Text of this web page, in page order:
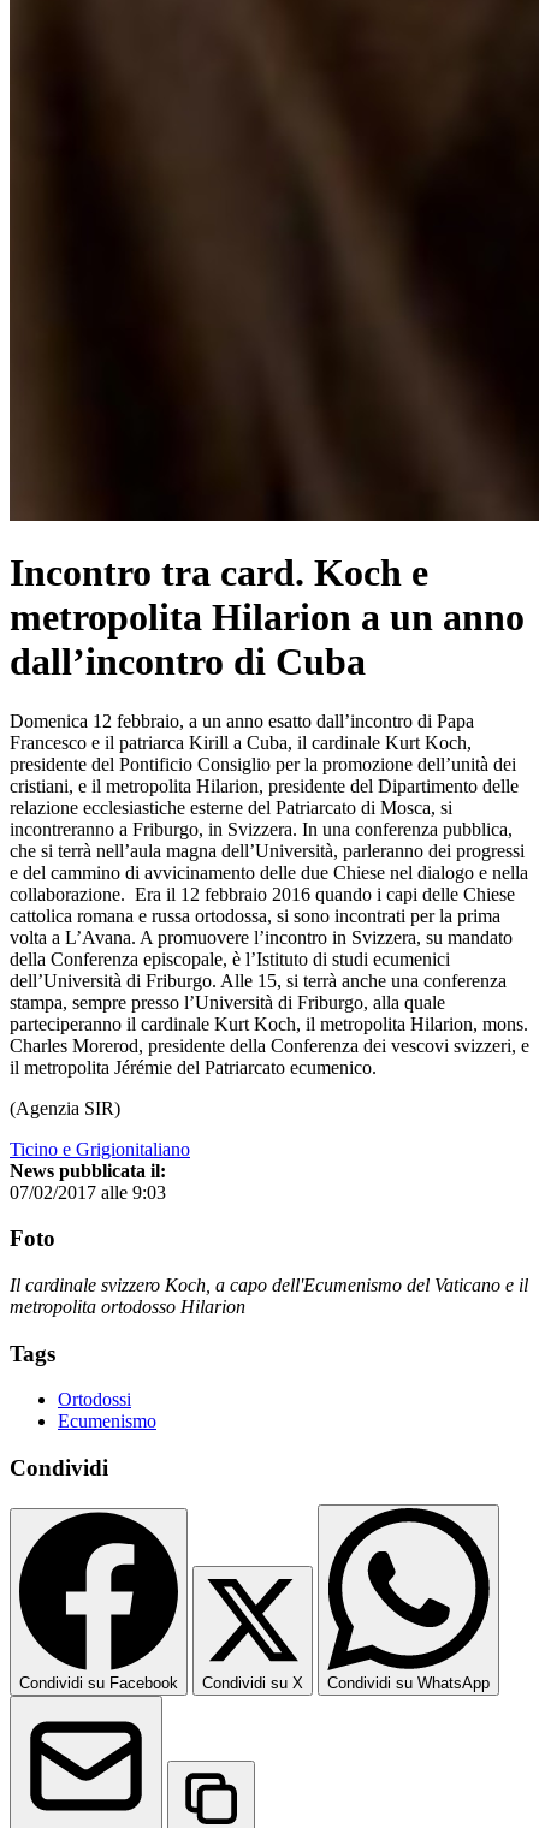
Incontro tra card. Koch e
metropolita Hilarion a un anno
dall’incontro di Cuba
Domenica 12 febbraio, a un anno esatto dall’incontro di Papa
Francesco e il patriarca Kirill a Cuba, il cardinale Kurt Koch,
presidente del Pontificio Consiglio per la promozione dell’unità dei
cristiani, e il metropolita Hilarion, presidente del Dipartimento delle
relazione ecclesiastiche esterne del Patriarcato di Mosca, si
incontreranno a Friburgo, in Svizzera. In una conferenza pubblica,
che si terrà nell’aula magna dell’Università, parleranno dei progressi
e del cammino di avvicinamento delle due Chiese nel dialogo e nella
collaborazione. Era il 12 febbraio 2016 quando i capi delle Chiese
cattolica romana e russa ortodossa, si sono incontrati per la prima
volta a L’Avana. A promuovere l’incontro in Svizzera, su mandato
della Conferenza episcopale, è l’Istituto di studi ecumenici
dell’Università di Friburgo. Alle 15, si terrà anche una conferenza
stampa, sempre presso l’Università di Friburgo, alla quale
parteciperanno il cardinale Kurt Koch, il metropolita Hilarion, mons.
Charles Morerod, presidente della Conferenza dei vescovi svizzeri, e
il metropolita Jérémie del Patriarcato ecumenico.
(Agenzia SIR)
Ticino e Grigionitaliano
News pubblicata il:
07/02/2017 alle 9:03
Foto
Il cardinale svizzero Koch, a capo dell'Ecumenismo del Vaticano e il
metropolita ortodosso Hilarion
Tags
Ortodossi
Ecumenismo
Condividi
Condividi su Facebook Condividi su X Condividi su WhatsApp